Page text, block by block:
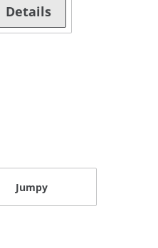
Details
Jumpy